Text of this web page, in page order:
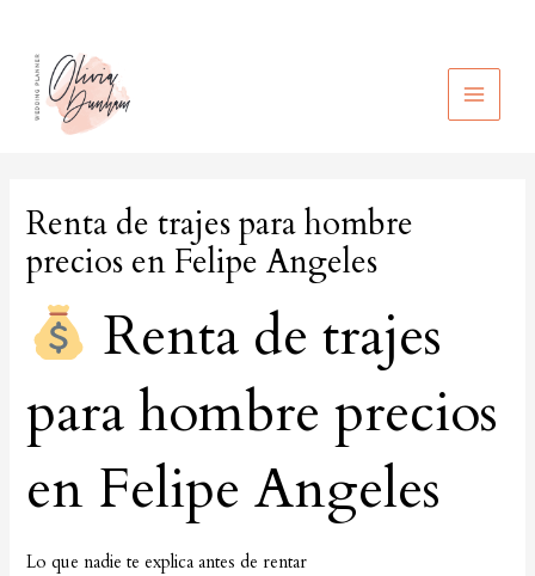
contenido
MAIN
Renta de trajes para hombre
precios en Felipe Angeles
Renta de trajes
para hombre precios
en Felipe Angeles
Lo que nadie te explica antes de rentar